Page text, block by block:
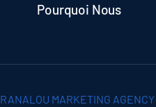
Pourquoi Nous
RANALOU MARKETING AGENCY